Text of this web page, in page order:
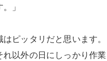
」
ピッタリだと思います。
以外の日にしっかり作業